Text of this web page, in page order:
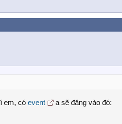
em, có event a sẽ đăng vào đó: